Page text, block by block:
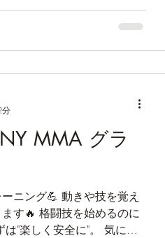
MMA グラ
ニング💪 動きや技を覚え
す🔥 格闘技を始めるのに
"楽しく安全に"。 気にな
分